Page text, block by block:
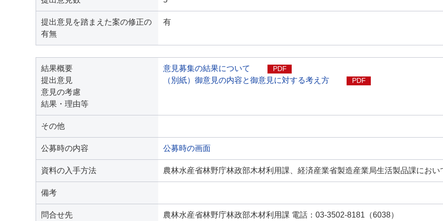
提出意見を踏まえた案の修正の
有無
有
結果概要
提出意見
意見の考慮
結果・理由等
意見募集の結果について PDF
（別紙）御意見の内容と御意見に対する考え方 PDF
その他
公募時の内容 公募時の画面
資料の入手方法 農林水産省林野庁林政部木材利用課、経済産業省製造産業局生活製品課におい
備考
問合せ先 農林水産省林野庁林政部木材利用課 電話：03-3502-8181（6038）